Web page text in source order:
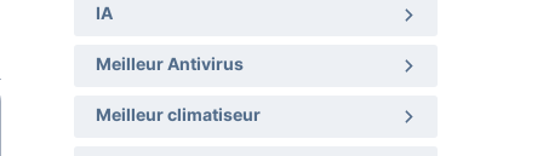
IA
Meilleur Antivirus
Meilleur climatiseur